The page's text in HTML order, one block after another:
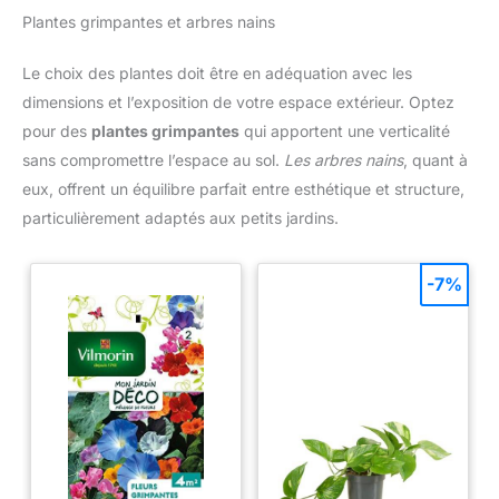
cette solution pratique Après
pliage, il occupe un minimum
d'espace, ce qui rend le
rangement facile et pratique.
Parfait pour n'importe quel coin
de votre maison, ce produit
améliorer votre espace de vie.
Profitez de son design pratique
qui allie fonctionnalité et
usage quotidien dans différents
environnements. Idéal pour les
petits appartements ou les
Plantes grimpantes et arbres nains
Le choix des plantes doit être en adéquation avec les
dimensions et l’exposition de votre espace extérieur. Optez
pour des plantes grimpantes qui apportent une verticalité
sans compromettre l’espace au sol. Les arbres nains, quant à
eux, offrent un équilibre parfait entre esthétique et structure,
particulièrement adaptés aux petits jardins.
-7%